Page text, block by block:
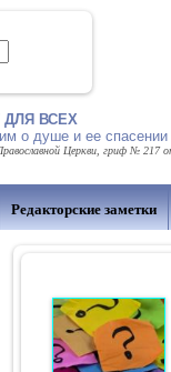
ВСЕХ
о душе и ее спасении
Церкви, гриф № 217
Редакторские заметки